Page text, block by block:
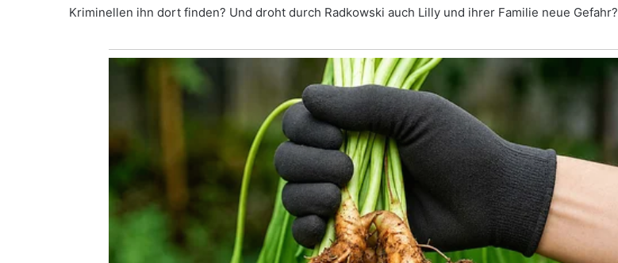
Kriminellen ihn dort finden? Und droht durch Radkowski auch Lilly und ihrer Familie neue Gefahr?